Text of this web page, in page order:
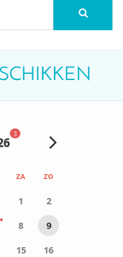
3
ZA ZO
1
2
8
9
15
16